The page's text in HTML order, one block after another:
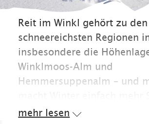
Reit im Winkl gehört zu den
schneereichsten Regionen
insbesondere die
Winklmoos-Alm und
Hemmersuppenalm – und
Egal ob sportlich unterwegs
mehr lesen